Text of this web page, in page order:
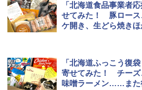
ァキア 2026～2027
パ
￥2,277
ュ(BC仕様) PATC-
￥9,990
広げるだけ パッとサ
イド ブラックコーテ
ッシュ 4人用 簡単設
ATCW-150B エクル
レーム ドーム型 テン
￥14,800
通気窓付き】収納袋
コンパクト
￥3,080
「北海道食品事業者
せてみた！ 豚ロース
ケ開き、生どら焼き
「北海道ふっこう復
寄せてみた！ チーズ
味噌ラーメン……また